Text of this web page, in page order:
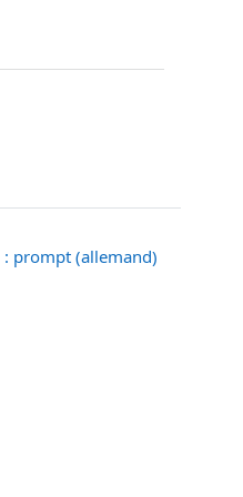
prompt (allemand)